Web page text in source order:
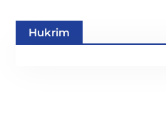
Hukrim